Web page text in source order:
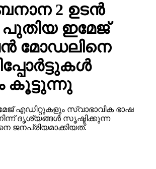
2 ഉടന്‍
ഇമേജ്
മോഡലിനെ
കൂട്ടുന്നു
എഡിറ്റുകളും സ്വാഭാവിക ഭാഷ
ദൃശ്യങ്ങള്‍ സൃഷ്ടിക്കുന്ന
ജനപ്രിയമാക്കിയത്.